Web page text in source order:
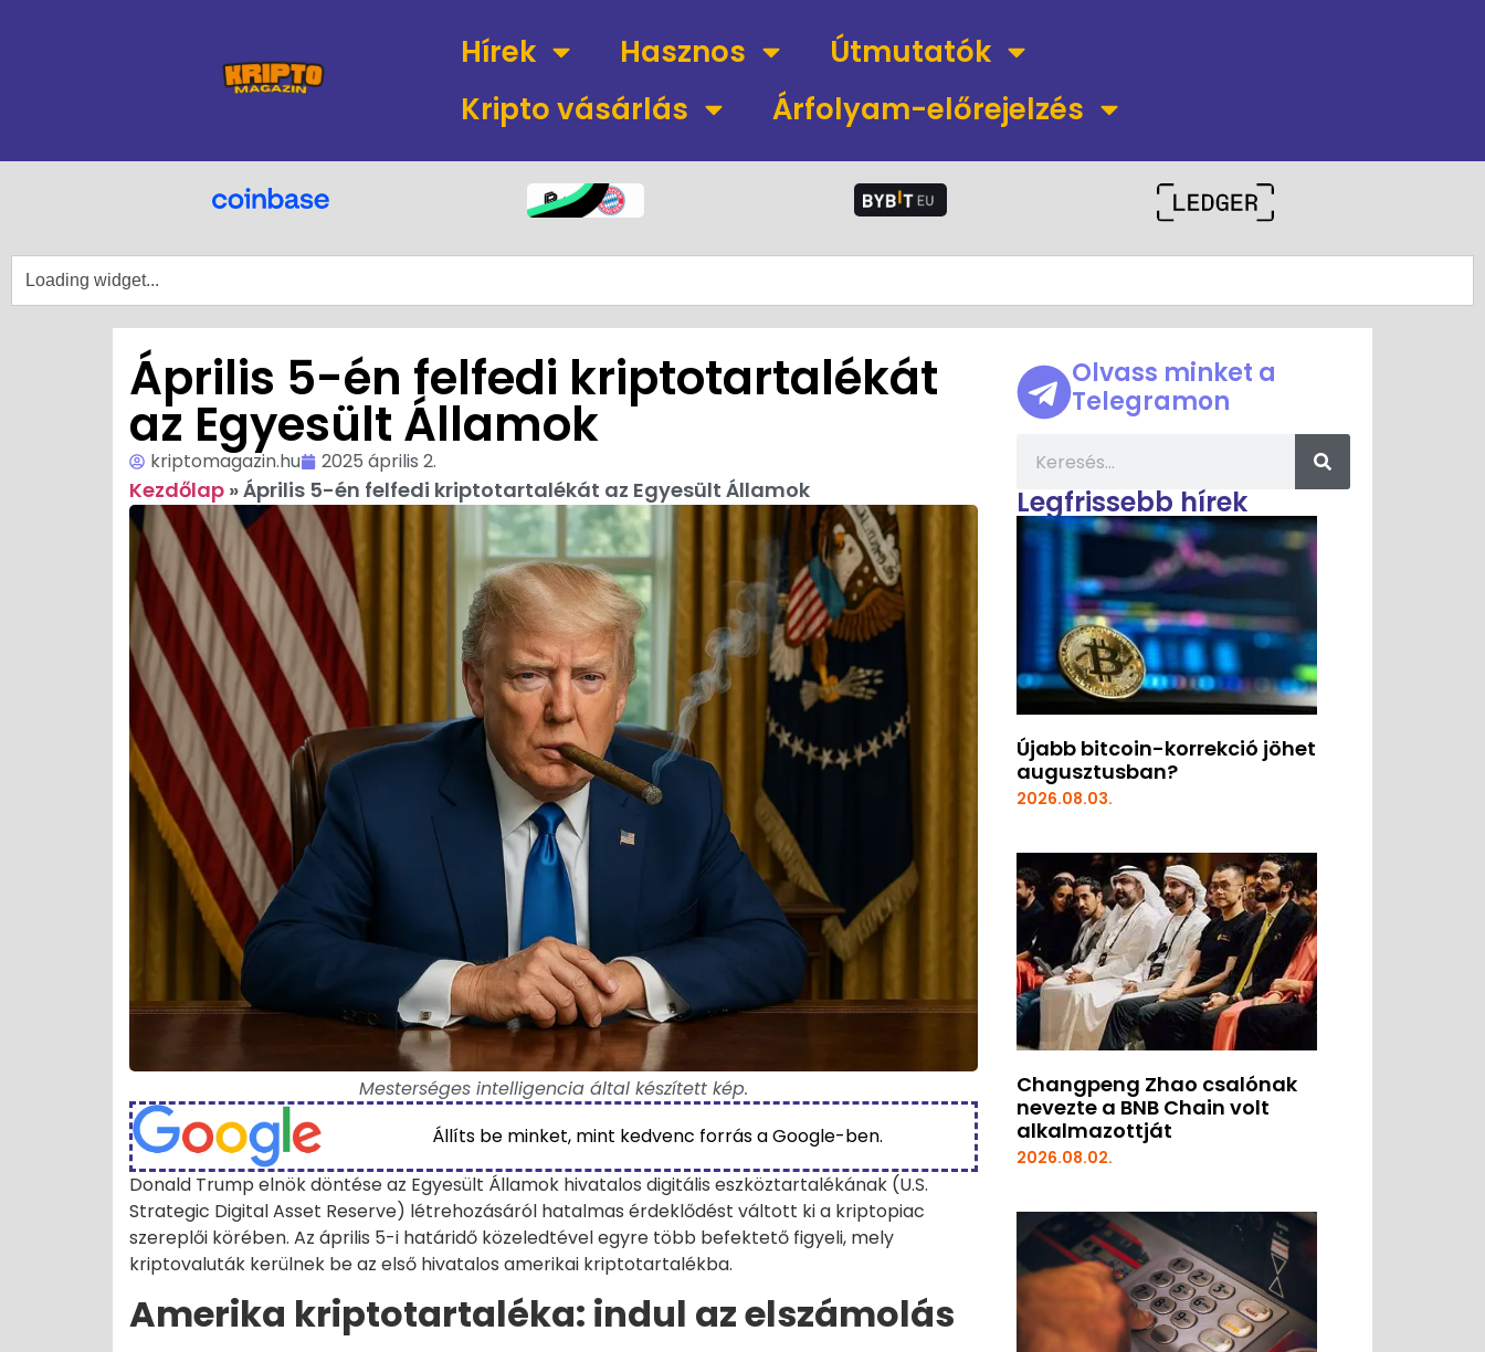
Hírek Hasznos
Útmutatók
Kripto vásárlás
Árfolyam-előrejelzés
Április 5-én felfedi kriptotartalékát
az Egyesült Államok
kriptomagazin.hu 2025 április 2.
Kezdőlap »Április 5-én felfedi kriptotartalékát az Egyesült Államok
Mesterséges intelligencia által készített kép.
Állíts be minket, mint kedvenc forrás a Google-ben.
Donald Trump elnök döntése az Egyesült Államok hivatalos digitális eszköztartalékának (U.S.
Strategic Digital Asset Reserve) létrehozásáról hatalmas érdeklődést váltott ki a kriptopiac
szereplői körében. Az április 5-i határidő közeledtével egyre több befektető figyeli, mely
kriptovaluták kerülnek be az első hivatalos amerikai kriptotartalékba.
Amerika kriptotartaléka: indul az elszámolás
Olvass minket a
Telegramon
Legfrissebb hírek
Újabb bitcoin-korrekció jöhet
augusztusban?
2026.08.03.
Changpeng Zhao csalónak
nevezte a BNB Chain volt
alkalmazottját
2026.08.02.